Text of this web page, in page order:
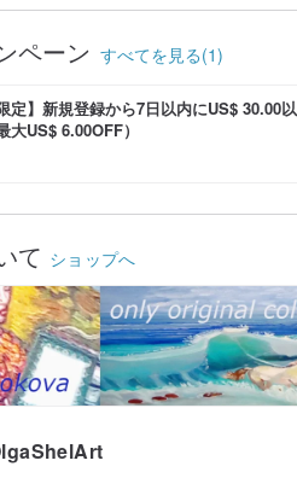
ペーン すべてを見る(1)
定】新規登録から7日以内にUS$ 30.00
大US$ 6.00OFF）
て ショップへ